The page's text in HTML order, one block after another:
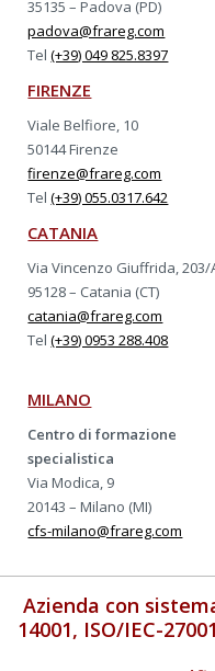
35135 – Padova (PD)
padova@frareg.com
Tel(+39) 049 825.8397
FIRENZE
Viale Belfiore, 10
50144 Firenze
firenze@frareg.com
Tel(+39) 055.0317.642
CATANIA
Via Vincenzo Giuffrida, 203/
95128 – Catania (CT)
catania@frareg.com
Tel(+39) 0953 288.408
MILANO
Centro di formazione
specialistica
Via Modica, 9
20143 – Milano (MI)
cfs-milano@frareg.com
Azienda con
14001, ISO/IEC-